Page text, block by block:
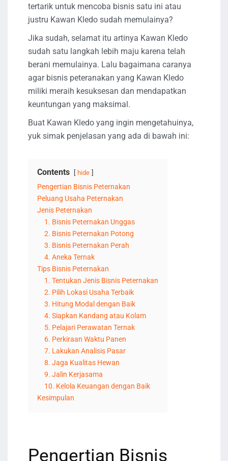
tertarik untuk mencoba bisnis satu ini atau
justru Kawan Kledo sudah memulainya?
Jika sudah, selamat itu artinya Kawan Kledo
sudah satu langkah lebih maju karena telah
berani memulainya. Lalu bagaimana caranya
agar bisnis peteranakan yang Kawan Kledo
miliki meraih kesuksesan dan mendapatkan
keuntungan yang maksimal.
Buat Kawan Kledo yang ingin mengetahuinya,
yuk simak penjelasan yang ada di bawah ini:
Contents hide
Pengertian Bisnis Peternakan
Peluang Usaha Peternakan
Jenis Peternakan
1. Bisnis Peternakan Unggas
2. Bisnis Peternakan Potong
3. Bisnis Peternakan Perah
4. Aneka Ternak
Tips Bisnis Peternakan
1. Tentukan Jenis Bisnis Peternakan
2. Pilih Lokasi Usaha Terbaik
3. Hitung Modal dengan Baik
4. Siapkan Kandang atau Kolam
5. Pelajari Perawatan Ternak
6. Perkiraan Waktu Panen
7. Lakukan Analisis Pasar
8. Jaga Kualitas Hewan
9. Jalin Kerjasama
10. Kelola Keuangan dengan Baik
Kesimpulan
Pengertian Bisnis